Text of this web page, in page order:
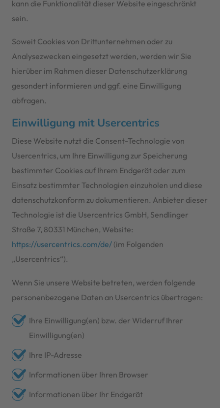
kann die Funktionalität dieser Website eingeschränkt
sein.
Soweit Cookies von Drittunternehmen oder zu
Analysezwecken eingesetzt werden, werden wir Sie
hierüber im Rahmen dieser Datenschutzerklärung
gesondert informieren und ggf. eine Einwilligung
abfragen.
Einwilligung mit Usercentrics
Diese Website nutzt die Consent-Technologie von
Usercentrics, um Ihre Einwilligung zur Speicherung
bestimmter Cookies auf Ihrem Endgerät oder zum
Einsatz bestimmter Technologien einzuholen und diese
datenschutzkonform zu dokumentieren. Anbieter dieser
Technologie ist die Usercentrics GmbH, Sendlinger
Straße 7, 80331 München, Website:
https://usercentrics.com/de/(im Folgenden
„Usercentrics“).
Wenn Sie unsere Website betreten, werden folgende
personenbezogene Daten an Usercentrics übertragen:
Ihre Einwilligung(en) bzw. der Widerruf Ihrer
Einwilligung(en)
Ihre IP-Adresse
Informationen über Ihren Browser
Informationen über Ihr Endgerät